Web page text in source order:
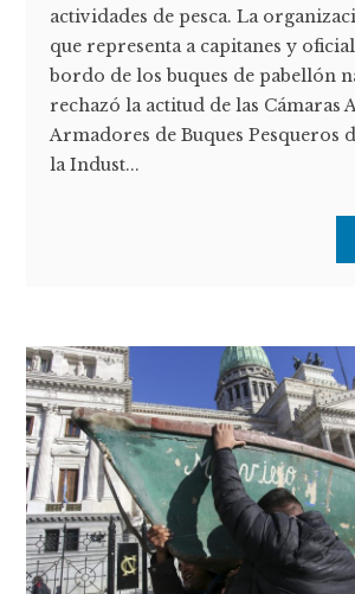
actividades de pesca. La
que representa a capitanes y
bordo de los buques de pabellón
rechazó la actitud de las Cámaras
Armadores de Buques Pesqueros
la Indust...